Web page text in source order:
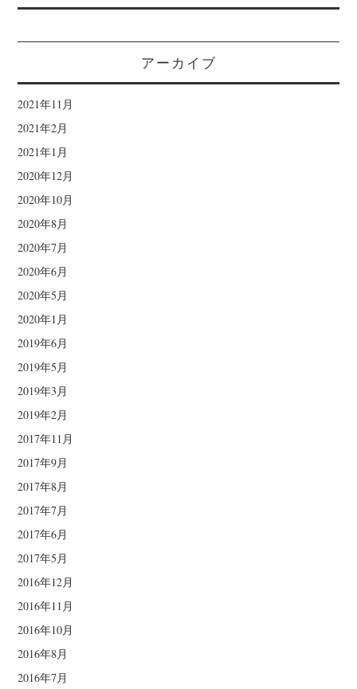
アーカイブ
2021年11月
2021年2月
2021年1月
2020年12月
2020年10月
2020年8月
2020年7月
2020年6月
2020年5月
2020年1月
2019年6月
2019年5月
2019年3月
2019年2月
2017年11月
2017年9月
2017年8月
2017年7月
2017年6月
2017年5月
2016年12月
2016年11月
2016年10月
2016年8月
2016年7月